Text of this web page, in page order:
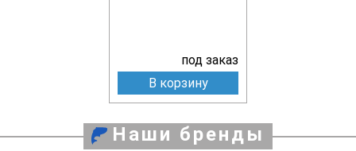
под заказ
В корзину
Наши бренды